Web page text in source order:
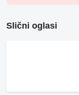
Slični oglasi